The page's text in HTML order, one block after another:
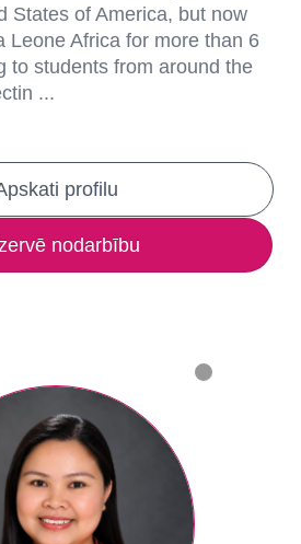
States of America, but now
Leone Africa for more than 6
to students from around the
...
profilu
nodarbību